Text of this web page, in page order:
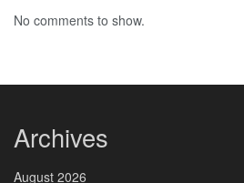
No comments to show.
Archives
August 2026